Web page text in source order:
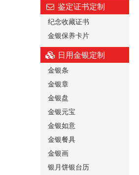
鉴定证书定制
纪念收藏证书
金银保养卡片
日用金银定制
金银条
金银章
金银盘
金银元宝
金银如意
金银餐具
金银画
银月饼银台历